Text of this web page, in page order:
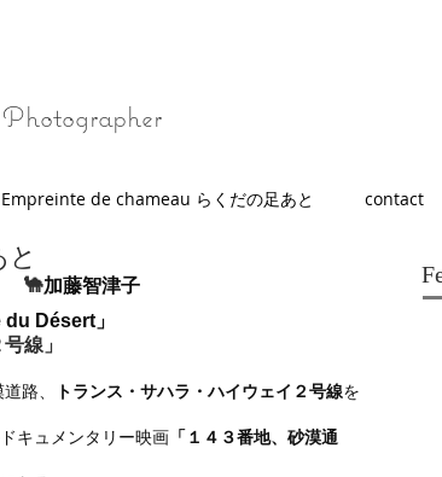
Photographer
Empreinte de chameau らくだの足あと contact
🐪
加藤智津子
Désert」
線」
路、 トランス・サハラ・ハイウェイ２号線を
キュメンタリー映画 「１４３番地、砂漠通